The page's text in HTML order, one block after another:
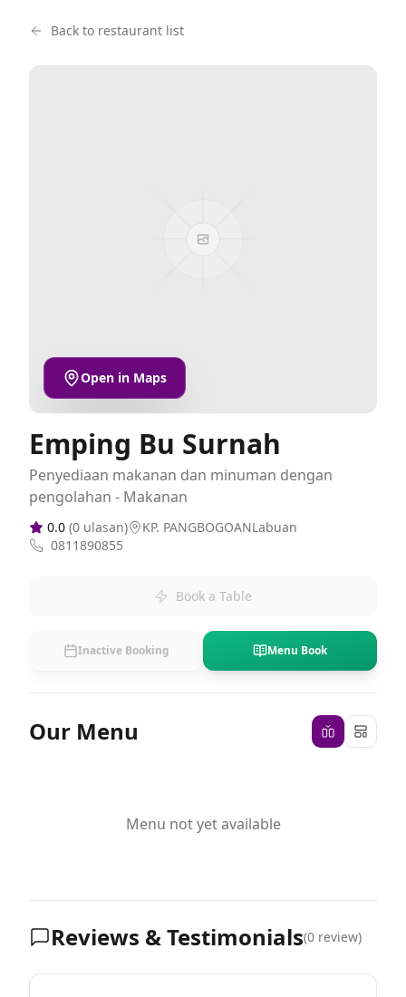
Back to restaurant list
Open in Maps
Emping Bu Surnah
Penyediaan makanan dan minuman dengan
pengolahan - Makanan
0.0 (0 ulasan)
KP. PANGBOGOANLabuan
0811890855
Book a Table
Inactive Booking Menu Book
Our Menu
Menu not yet available
Reviews & Testimonials(0 review)